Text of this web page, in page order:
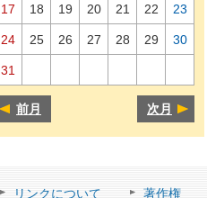
17 18 19 20 21 22 23
24 25 26 27 28 29 30
31
前月 次月
リンクについて 著作権